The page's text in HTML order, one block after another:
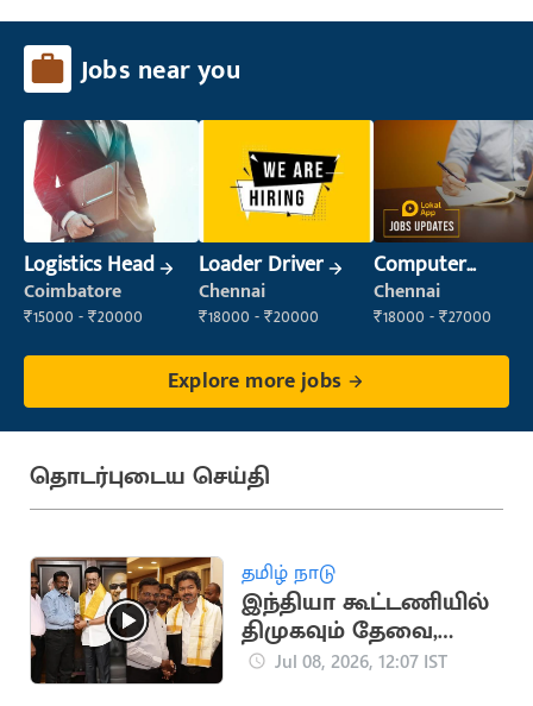
Jobs near you
Logistics Head
Coimbatore
₹15000 - ₹20000
Loader Driver
Chennai
₹18000 - ₹20000
Computer
Operator
Chennai
₹18000 - ₹27000
Explore more jobs
தொடர்புடைய செய்தி
தமிழ் நாடு
இந்தியா கூட்டணியில்
திமுகவும் தேவை,
தவெகவும் தேவை -
Jul 08, 2026, 12:07 IST